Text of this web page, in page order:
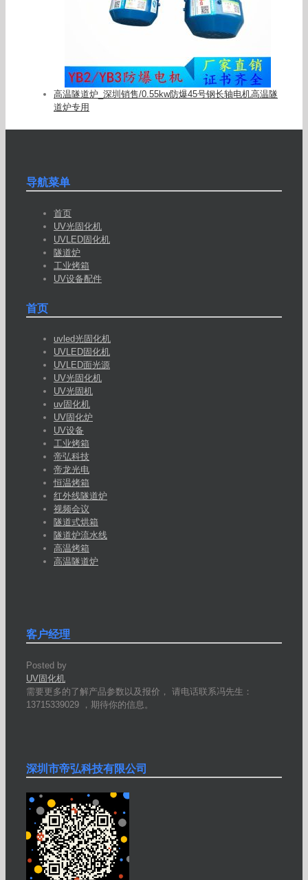
高温隧道炉_深圳销售/0.55kw防爆45号钢长轴电机高温隧
道炉专用
导航菜单
首页
UV光固化机
UVLED固化机
隧道炉
工业烤箱
UV设备配件
首页
uvled光固化机
UVLED固化机
UVLED面光源
UV光固化机
UV光固机
uv固化机
UV固化炉
UV设备
工业烤箱
帝弘科技
帝龙光电
恒温烤箱
红外线隧道炉
视频会议
隧道式烘箱
隧道炉流水线
高温烤箱
高温隧道炉
客户经理
Posted by
UV固化机
需要更多的了解产品参数以及报价， 请电话联系冯先生：
13715339029 ，期待你的信息。
深圳市帝弘科技有限公司